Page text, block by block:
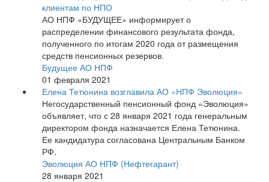
клиентам по НПО
АО НПФ «БУДУЩЕЕ» информирует о
распределении финансового результата фонда,
полученного по итогам 2020 года от размещения
средств пенсионных резервов.
Будущее АО НПФ
01 февраля 2021
Елена Тетюнина возглавила АО «НПФ Эволюция»
Негосударственный пенсионный фонд «Эволюция»
объявляет, что с 28 января 2021 года генеральным
директором фонда назначается Елена Тетюнина.
Ее кандидатура согласована Центральным Банком
РФ.
Эволюция АО НПФ (Нефтегарант)
28 января 2021